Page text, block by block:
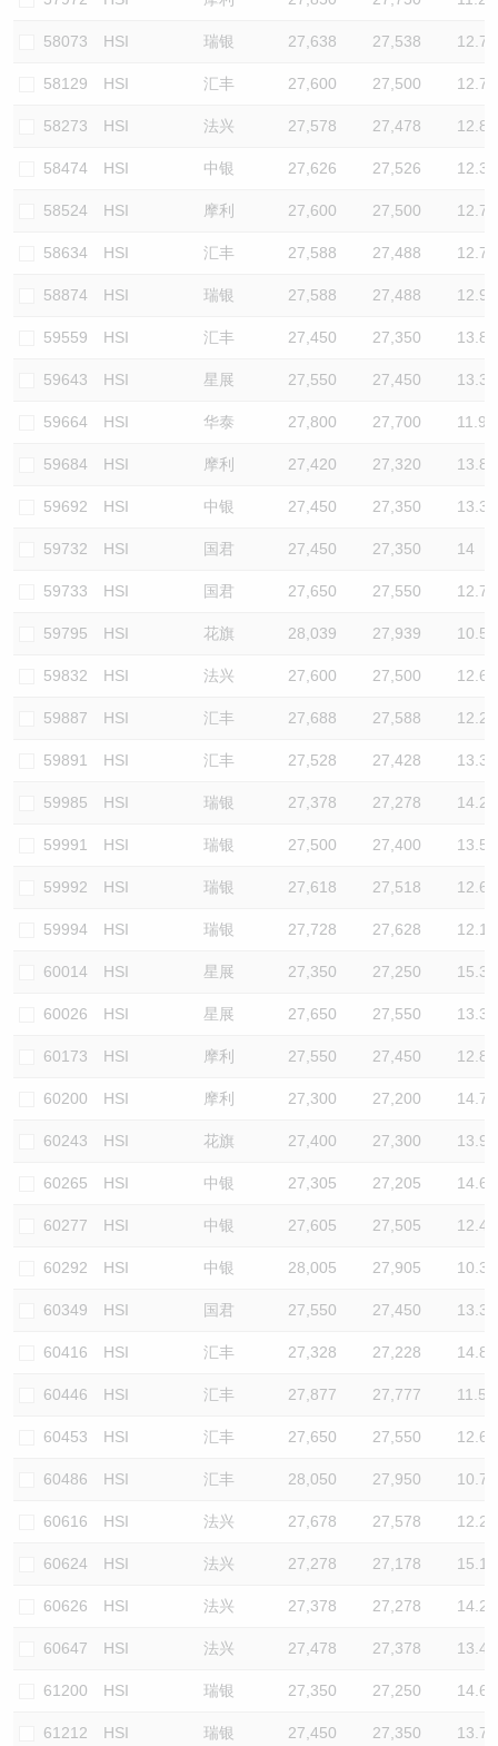
58073 HSI 瑞银 27,638 27,538 12.7
58129 HSI 汇丰 27,600 27,500 12.7
58273 HSI 法兴 27,578 27,478 12.8
58474 HSI 中银 27,626 27,526 12.3
58524 HSI 摩利 27,600 27,500 12.7
58634 HSI 汇丰 27,588 27,488 12.7
58874 HSI 瑞银 27,588 27,488 12.9
59559 HSI 汇丰 27,450 27,350 13.8
59643 HSI 星展 27,550 27,450 13.3
59664 HSI 华泰 27,800 27,700 11.9
59684 HSI 摩利 27,420 27,320 13.8
59692 HSI 中银 27,450 27,350 13.3
59732 HSI 国君 27,450 27,350 14
59733 HSI 国君 27,650 27,550 12.7
59795 HSI 花旗 28,039 27,939 10.5
59832 HSI 法兴 27,600 27,500 12.6
59887 HSI 汇丰 27,688 27,588 12.2
59891 HSI 汇丰 27,528 27,428 13.3
59985 HSI 瑞银 27,378 27,278 14.2
59991 HSI 瑞银 27,500 27,400 13.5
59992 HSI 瑞银 27,618 27,518 12.6
59994 HSI 瑞银 27,728 27,628 12.1
60014 HSI 星展 27,350 27,250 15.3
60026 HSI 星展 27,650 27,550 13.3
60173 HSI 摩利 27,550 27,450 12.8
60200 HSI 摩利 27,300 27,200 14.7
60243 HSI 花旗 27,400 27,300 13.9
60265 HSI 中银 27,305 27,205 14.6
60277 HSI 中银 27,605 27,505 12.4
60292 HSI 中银 28,005 27,905 10.3
60349 HSI 国君 27,550 27,450 13.3
60416 HSI 汇丰 27,328 27,228 14.8
60446 HSI 汇丰 27,877 27,777 11.5
60453 HSI 汇丰 27,650 27,550 12.6
60486 HSI 汇丰 28,050 27,950 10.7
60616 HSI 法兴 27,678 27,578 12.2
60624 HSI 法兴 27,278 27,178 15.1
60626 HSI 法兴 27,378 27,278 14.2
60647 HSI 法兴 27,478 27,378 13.4
61200 HSI 瑞银 27,350 27,250 14.6
61212 HSI 瑞银 27,450 27,350 13.7